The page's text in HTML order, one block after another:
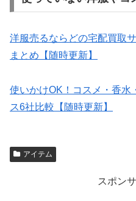
洋服売るならどの宅配買取
まとめ【随時更新】
使いかけOK！コスメ・香水
ス6社比較【随時更新】
アイテム
スポン